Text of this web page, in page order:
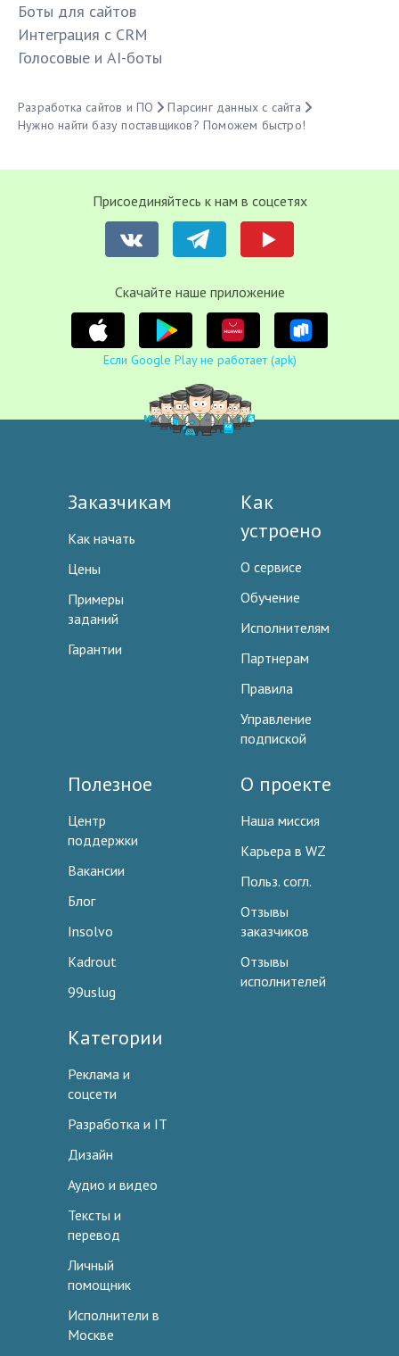
Боты для сайтов
Интеграция с CRM
Голосовые и AI-боты
Разработка сайтов и ПО
Парсинг данных с сайта
Нужно найти базу поставщиков? Поможем быстро!
Присоединяйтесь к нам в соцсетях
Cкачайте наше приложение
Если Google Play не работает (apk)
Заказчикам
Как начать
Цены
Примеры
заданий
Гарантии
Как
устроено
О сервисе
Обучение
Исполнителям
Партнерам
Правила
Управление
подпиской
Полезное
Центр
поддержки
Вакансии
Блог
Insolvo
Kadrout
99uslug
О проекте
Наша миссия
Карьера в WZ
Польз. согл.
Отзывы
заказчиков
Отзывы
исполнителей
Категории
Реклама и
соцсети
Разработка и IT
Дизайн
Аудио и видео
Тексты и
перевод
Личный
помощник
Исполнители в
Москве